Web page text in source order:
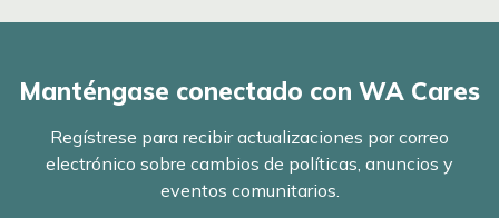
Manténgase conectado con WA Cares
Regístrese para recibir actualizaciones por correo
electrónico sobre cambios de políticas, anuncios y
eventos comunitarios.